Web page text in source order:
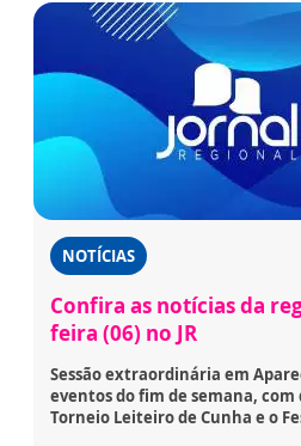
NOTÍCIAS
Confira as notícias da
feira (06) no JR
Sessão extraordinária em
eventos do fim de semana, com
Torneio Leiteiro de Cunha e o